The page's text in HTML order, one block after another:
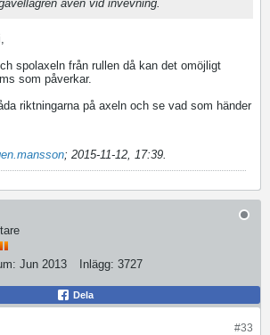
även vid invevning.
spolaxeln från rullen då kan det omöjligt
som påverkar.
riktningarna på axeln och se vad som händer
; 2015-11-12, 17:39.
Jun 2013 Inlägg: 3727
Dela
#33